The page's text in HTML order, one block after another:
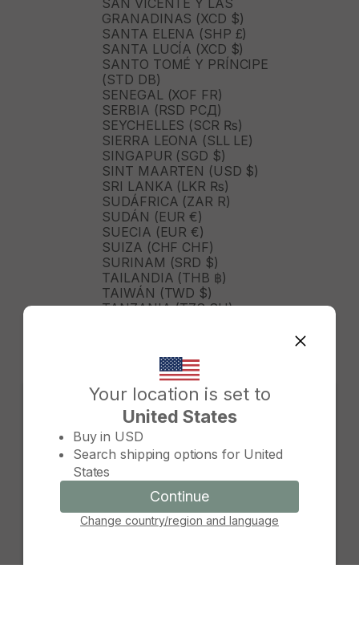
Your location is set to
United States
Buy in USD
Search shipping options for United
States
Continue
Change country/region and language
Change country/region
Continue
Cancel
SAN VICENTE Y LAS
GRANADINAS (XCD $)
SANTA ELENA (SHP £)
SANTA LUCÍA (XCD $)
SANTO TOMÉ Y PRÍNCIPE
(STD DB)
SENEGAL (XOF FR)
SERBIA (RSD РСД)
SEYCHELLES (SCR ₨)
SIERRA LEONA (SLL LE)
SINGAPUR (SGD $)
SINT MAARTEN (USD $)
SRI LANKA (LKR ₨)
SUDÁFRICA (ZAR R)
SUDÁN (EUR €)
SUECIA (EUR €)
SUIZA (CHF CHF)
SURINAM (SRD $)
TAILANDIA (THB ฿)
TAIWÁN (TWD $)
TANZANIA (TZS SH)
TONGA (TOP T$)
TRINIDAD Y TOBAGO (TTD
TURKMENISTÁN (USD $)
TURQUÍA (TRY ₺)
TUVALU (AUD $)
TÚNEZ (USD $)
UGANDA (UGX USH)
URUGUAY (UYU $U)
UZBEKISTÁN (UZS SO'M)
VANUATU (VUV VT)
VENEZUELA (USD $)